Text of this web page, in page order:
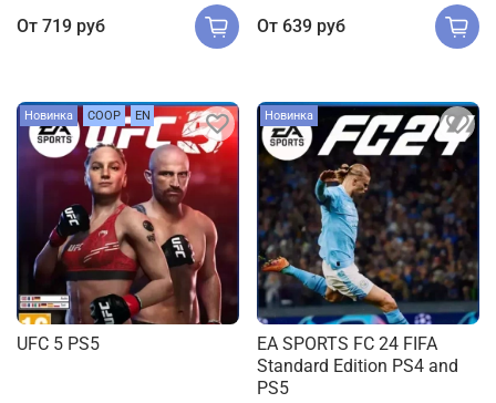
От 719 руб
От 639 руб
Новинка COOP EN
UFC 5 PS5
Новинка
EA SPORTS FC 24 FIFA
Standard Edition PS4 and
PS5